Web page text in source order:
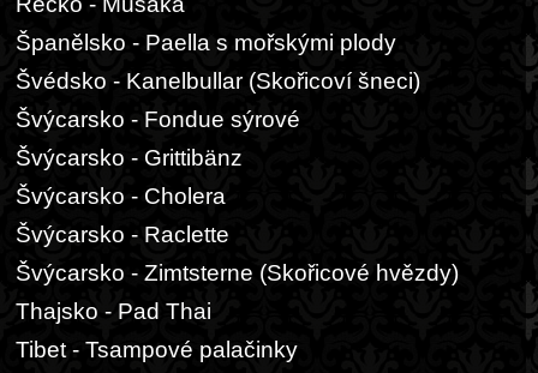
Španělsko - Paella s mořskými plody
Švédsko - Kanelbullar (Skořicoví šneci)
Švýcarsko - Fondue sýrové
Švýcarsko - Grittibänz
Švýcarsko - Cholera
Švýcarsko - Raclette
Švýcarsko - Zimtsterne (Skořicové hvězdy)
Thajsko - Pad Thai
Tibet - Tsampové palačinky